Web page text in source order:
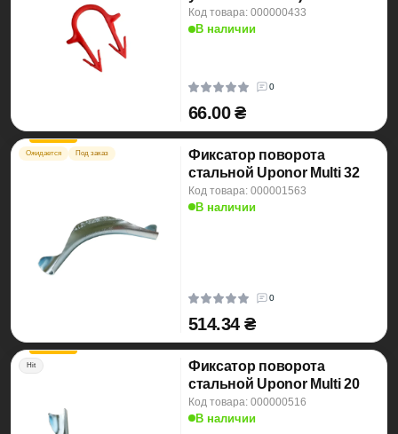
Код товара: 000000433
В наличии
0
66.00 ₴
Ожидается Под заказ
Фиксатор поворота
стальной Uponor Multi 32
Код товара: 000001563
В наличии
0
514.34 ₴
Hit
Фиксатор поворота
стальной Uponor Multi 20
Код товара: 000000516
В наличии